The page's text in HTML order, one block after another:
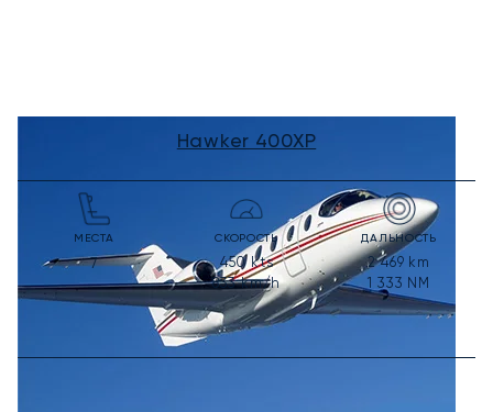
Hawker 400XP
МЕСТА
7
СКОРОСТЬ
450kts
833km/h
ДАЛЬНОСТЬ
2 469 km
1 333 NM